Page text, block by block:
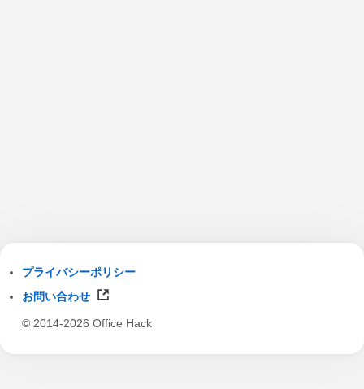
プライバシーポリシー
お問い合わせ
© 2014-2026 Office Hack